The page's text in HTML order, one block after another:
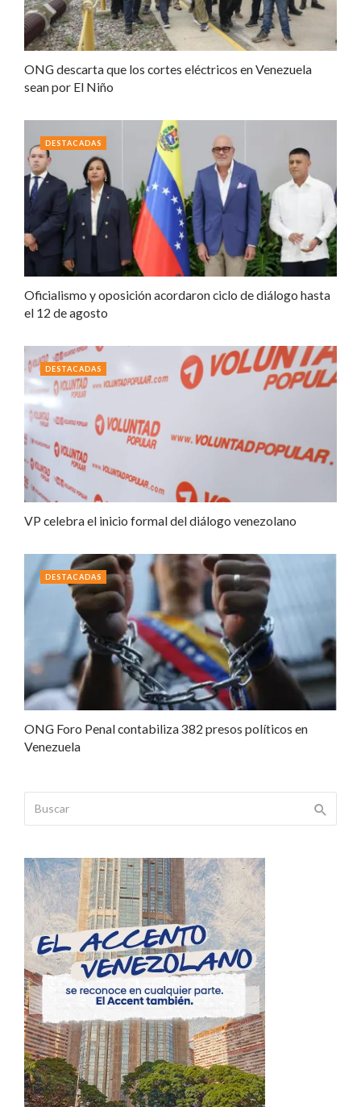
ONG descarta que los cortes eléctricos en Venezuela
sean por El Niño
Oficialismo y oposición acordaron ciclo de diálogo hasta
el 12 de agosto
DESTACADAS
VP celebra el inicio formal del diálogo venezolano
DESTACADAS
ONG Foro Penal contabiliza 382 presos políticos en
Venezuela
DESTACADAS